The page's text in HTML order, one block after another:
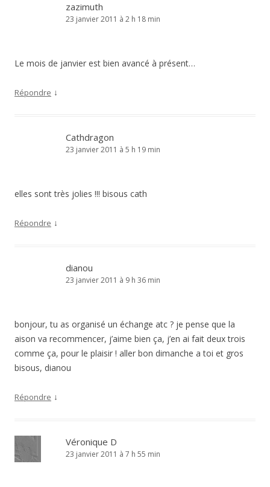
zazimuth
23 janvier 2011 à 2 h 18 min
Le mois de janvier est bien avancé à présent…
Répondre ↓
Cathdragon
23 janvier 2011 à 5 h 19 min
elles sont très jolies !!! bisous cath
Répondre ↓
dianou
23 janvier 2011 à 9 h 36 min
bonjour, tu as organisé un échange atc ? je pense que la
aison va recommencer, j’aime bien ça, j’en ai fait deux trois
comme ça, pour le plaisir ! aller bon dimanche a toi et gros
bisous, dianou
Répondre ↓
Véronique D
23 janvier 2011 à 7 h 55 min